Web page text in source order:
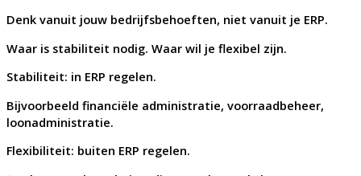
Denk vanuit jouw bedrijfsbehoeften, niet vanuit je ERP.
Waar is stabiliteit nodig. Waar wil je flexibel zijn.
Stabiliteit: in ERP regelen.
Bijvoorbeeld financiële administratie, voorraadbeheer,
loonadministratie.
Flexibiliteit: buiten ERP regelen.